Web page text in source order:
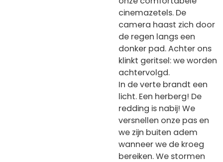
cinemazetels. De
camera haast zich door
de regen langs een
donker pad. Achter ons
klinkt geritsel: we worden
achtervolgd.
In de verte brandt een
licht. Een herberg! De
redding is nabij! We
versnellen onze pas en
we zijn buiten adem
wanneer we de kroeg
bereiken. We stormen